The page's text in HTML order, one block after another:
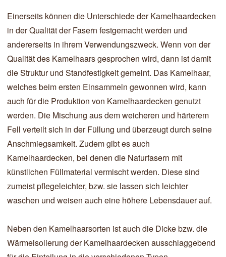
Einerseits können die Unterschiede der Kamelhaardecken
in der Qualität der Fasern festgemacht werden und
andererseits in ihrem Verwendungszweck. Wenn von der
Qualität des Kamelhaars gesprochen wird, dann ist damit
die Struktur und Standfestigkeit gemeint. Das Kamelhaar,
welches beim ersten Einsammeln gewonnen wird, kann
auch für die Produktion von Kamelhaardecken genutzt
werden. Die Mischung aus dem weicheren und härterem
Fell verteilt sich in der Füllung und überzeugt durch seine
Anschmiegsamkeit. Zudem gibt es auch
Kamelhaardecken, bei denen die Naturfasern mit
künstlichen Füllmaterial vermischt werden. Diese sind
zumeist pflegeleichter, bzw. sie lassen sich leichter
waschen und weisen auch eine höhere Lebensdauer auf.
Neben den Kamelhaarsorten ist auch die Dicke bzw. die
Wärmeisolierung der Kamelhaardecken ausschlaggebend